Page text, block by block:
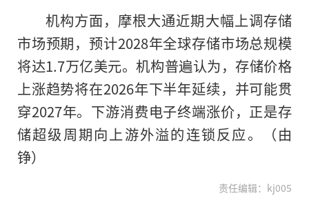
机构方面，摩根大通近期大幅上调存储
市场预期，预计2028年全球存储市场总规模
将达1.7万亿美元。机构普遍认为，存储价格
上涨趋势将在2026年下半年延续，并可能贯
穿2027年。下游消费电子终端涨价，正是存
储超级周期向上游外溢的连锁反应。（由
铮）
责任编辑：kj005